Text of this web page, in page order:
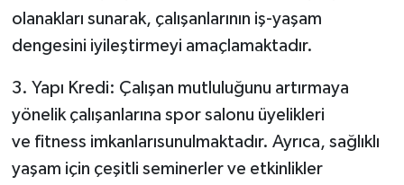
olanakları sunarak, çalışanlarının iş-yaşam
dengesini iyileştirmeyi amaçlamaktadır.
3. Yapı Kredi: Çalışan mutluluğunu artırmaya
yönelik çalışanlarına spor salonu üyelikleri
ve fitness imkanlarısunulmaktadır. Ayrıca, sağlıklı
yaşam için çeşitli seminerler ve etkinlikler